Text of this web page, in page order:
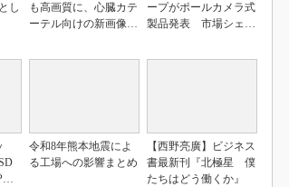
し
も高画質に、心臓カテ
ーテル向けの新画像技
ープがポールカメラ式
製品発表 市場シェア
令和8年熊本地震によ
る工場への影響まとめ
【西野亮廣】ビジネス
書最新刊『北極星 僕
たちはどう働くか』